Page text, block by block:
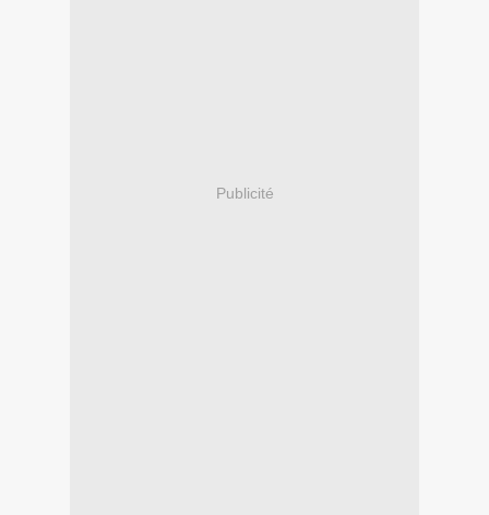
Publicité